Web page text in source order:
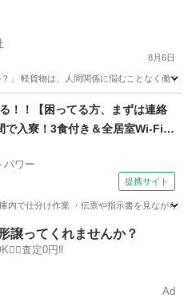
8月6日
」 軽貨物は、人間関係に悩むことなく働
ロイヤリティ
！！【困ってる方、まずは連絡
で入寮！3食付き＆全居室Wi-Fi有
キング作業【お迎え＆即入寮o
パワー
提携サイト
内で仕分け作業 ・伝票や指示書を見ながら
譲ってくれませんか？
査定0円‼️
Ad